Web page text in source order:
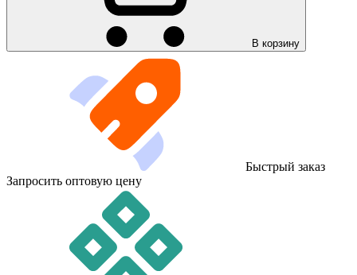
В корзину
Быстрый заказ
Запросить оптовую цену